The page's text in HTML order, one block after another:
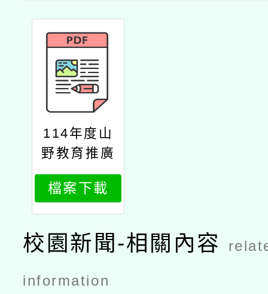
114年度山
野教育推廣
實施計畫」
之教師研習
初階室內課
簡章第1梯1
份
檔案下載
校園新聞-相關內容
information